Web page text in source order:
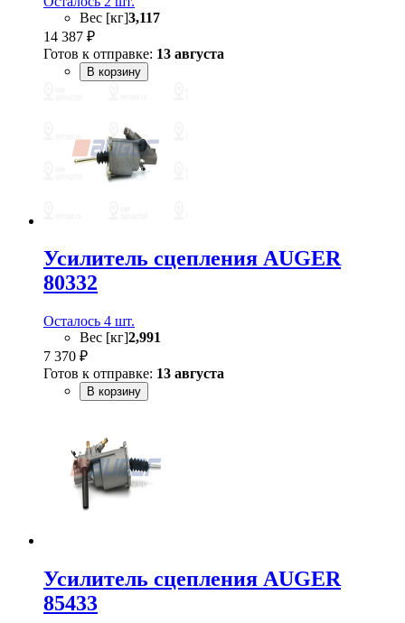
Вес [кг]3,117
14 387 ₽
Готов к отправке: 13 августа
В корзину
Усилитель сцепления AUGER
80332
Осталось 4 шт.
Вес [кг]2,991
7 370 ₽
Готов к отправке: 13 августа
В корзину
Усилитель сцепления AUGER
85433